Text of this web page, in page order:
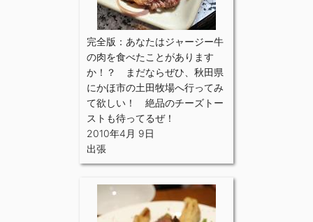
完全版：あなたはジャージー牛
の肉を食べたことがあります
か！？ まだならぜひ、秋田県
にかほ市の土田牧場へ行ってみ
て欲しい！ 絶品のチーズトー
ストも待ってるぜ！
2010年4月 9日
出張